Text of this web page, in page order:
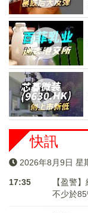
快訊
2026年8月9日 星
17:35
【盈警
不少於